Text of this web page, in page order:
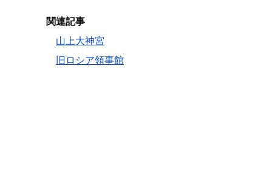
関連記事
山上大神宮
旧ロシア領事館